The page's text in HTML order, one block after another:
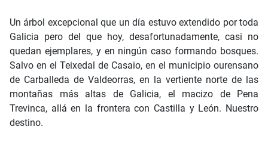
Un árbol excepcional que un día estuvo extendido por toda
Galicia pero del que hoy, desafortunadamente, casi no
quedan ejemplares, y en ningún caso formando bosques.
Salvo en el Teixedal de Casaio, en el municipio ourensano
de Carballeda de Valdeorras, en la vertiente norte de las
montañas más altas de Galicia, el macizo de Pena
Trevinca, allá en la frontera con Castilla y León. Nuestro
destino.